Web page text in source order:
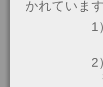
かれています
1
2